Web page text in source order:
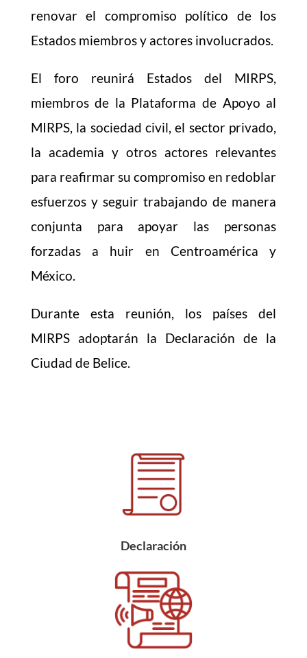
renovar el compromiso político de los
Estados miembros y actores involucrados.
El foro reunirá Estados del MIRPS,
miembros de la Plataforma de Apoyo al
MIRPS, la sociedad civil, el sector privado,
la academia y otros actores relevantes
para reafirmar su compromiso en redoblar
esfuerzos y seguir trabajando de manera
conjunta para apoyar las personas
forzadas a huir en Centroamérica y
México.
Durante esta reunión, los países del
MIRPS adoptarán la Declaración de la
Ciudad de Belice.
Declaración